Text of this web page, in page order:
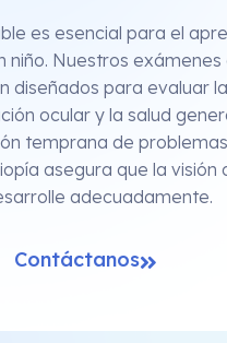
es esencial para el
niño. Nuestros exámenes
diseñados para evaluar
ocular y la salud
temprana de
asegura que la visión
adecuadamente.
Contáctanos